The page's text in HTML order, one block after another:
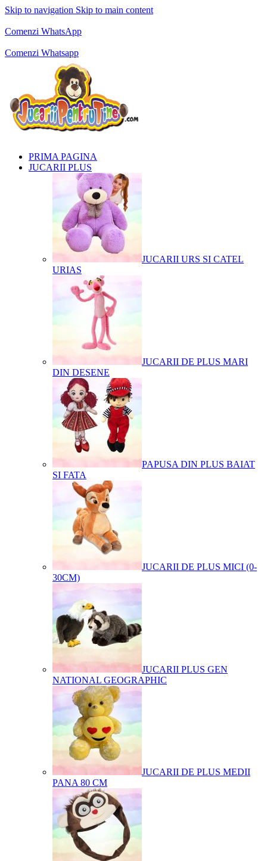
Skip to navigation Skip to main content
Comenzi WhatsApp
Comenzi Whatsapp
PRIMA PAGINA
JUCARII PLUS
JUCARII URS SI CATEL
URIAS
JUCARII DE PLUS MARI
DIN DESENE
PAPUSA DIN PLUS BAIAT
SI FATA
JUCARII DE PLUS MICI (0-
30CM)
JUCARII PLUS GEN
NATIONAL GEOGRAPHIC
JUCARII DE PLUS MEDII
PANA 80 CM